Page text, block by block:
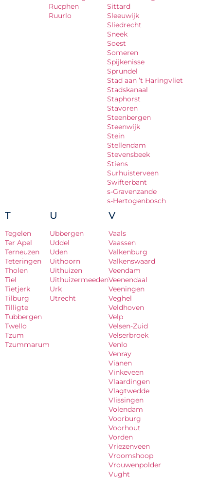
Rucphen
Ruurlo
Sittard
Sleeuwijk
Sliedrecht
Sneek
Soest
Someren
Spijkenisse
Sprundel
Stad aan ’t Haringvliet
Stadskanaal
Staphorst
Stavoren
Steenbergen
Steenwijk
Stein
Stellendam
Stevensbeek
Stiens
Surhuisterveen
Swifterbant
s-Gravenzande
s-Hertogenbosch
T
Tegelen
Ter Apel
Terneuzen
Teteringen
Tholen
Tiel
Tietjerk
Tilburg
Tilligte
Tubbergen
Twello
Tzum
Tzummarum
U
Ubbergen
Uddel
Uden
Uithoorn
Uithuizen
Uithuizermeeden
Urk
Utrecht
V
Vaals
Vaassen
Valkenburg
Valkenswaard
Veendam
Veenendaal
Veeningen
Veghel
Veldhoven
Velp
Velsen-Zuid
Velserbroek
Venlo
Venray
Vianen
Vinkeveen
Vlaardingen
Vlagtwedde
Vlissingen
Volendam
Voorburg
Voorhout
Vorden
Vriezenveen
Vroomshoop
Vrouwenpolder
Vught